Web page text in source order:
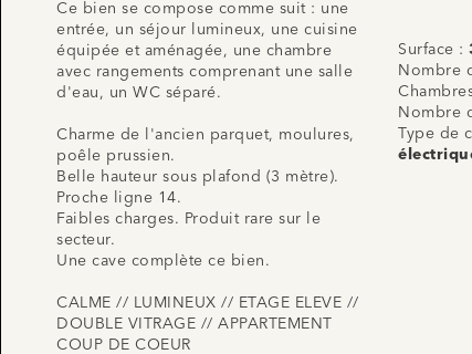
Ce bien se compose comme suit : une
entrée, un séjour lumineux, une cuisine
équipée et aménagée, une chambre
avec rangements comprenant une salle
d'eau, un WC séparé.
Charme de l'ancien parquet, moulures,
poêle prussien.
Belle hauteur sous plafond (3 mètre).
Proche ligne 14.
Faibles charges. Produit rare sur le
secteur.
Une cave complète ce bien.
CALME // LUMINEUX // ETAGE ELEVE //
DOUBLE VITRAGE // APPARTEMENT
COUP DE COEUR
Surface :
Nombre
Nombre
Type de